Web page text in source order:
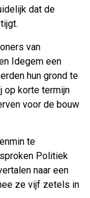
dat de
van
Idegem een
hun grond te
op korte termijn
voor de bouw
te
Politiek
naar een
ze vijf zetels in